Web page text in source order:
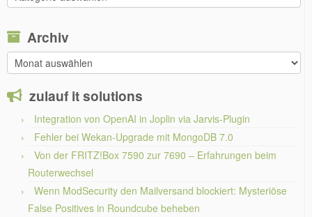
Themen
Archiv
Archiv
zulauf it solutions
Integration von OpenAI in Joplin via Jarvis-Plugin
Fehler bei Wekan-Upgrade mit MongoDB 7.0
Von der FRITZ!Box 7590 zur 7690 – Erfahrungen beim
Routerwechsel
Wenn ModSecurity den Mailversand blockiert: Mysteriöse
False Positives in Roundcube beheben